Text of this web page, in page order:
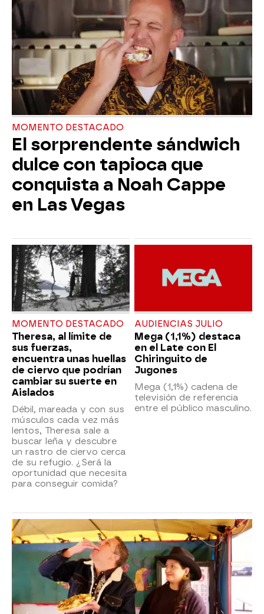
MOMENTO DESTACADO
El sorprendente sándwich
dulce con tapioca que
conquista a Noah Cappe
en Las Vegas
MOMENTO DESTACADO
Theresa, al límite de
sus fuerzas,
encuentra unas huellas
de ciervo que podrían
cambiar su suerte en
Aislados
Débil, mareada y con sus
músculos cada vez más
lentos, Theresa sale a
buscar leña y descubre
un rastro de ciervo cerca
de su refugio. ¿Será la
oportunidad que necesita
para conseguir comida?
AUDIENCIAS JULIO
Mega (1,1%) destaca
en el Late con El
Chiringuito de
Jugones
Mega (1,1%) cadena de
televisión de referencia
entre el público masculino.